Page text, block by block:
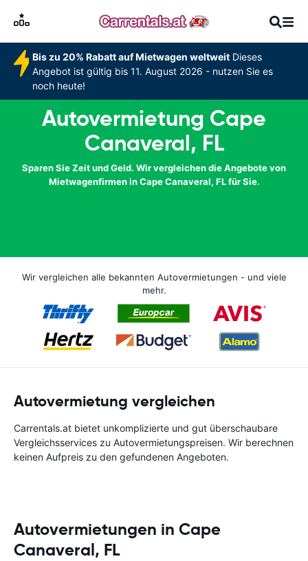
Bis zu 20% Rabatt auf Mietwagen weltweitDieses
Angebot ist gültig bis 11. August 2026 - nutzen Sie es
noch heute!
Autovermietung Cape
Canaveral, FL
Sparen Sie Zeit und Geld. Wir vergleichen die Angebote von
Mietwagenfirmen in Cape Canaveral, FL für Sie.
Wir vergleichen alle bekannten Autovermietungen - und viele
mehr.
Autovermietung vergleichen
Carrentals.at bietet unkomplizierte und gut überschaubare
Vergleichsservices zu Autovermietungspreisen. Wir berechnen
keinen Aufpreis zu den gefundenen Angeboten.
Autovermietungen in Cape
Canaveral, FL